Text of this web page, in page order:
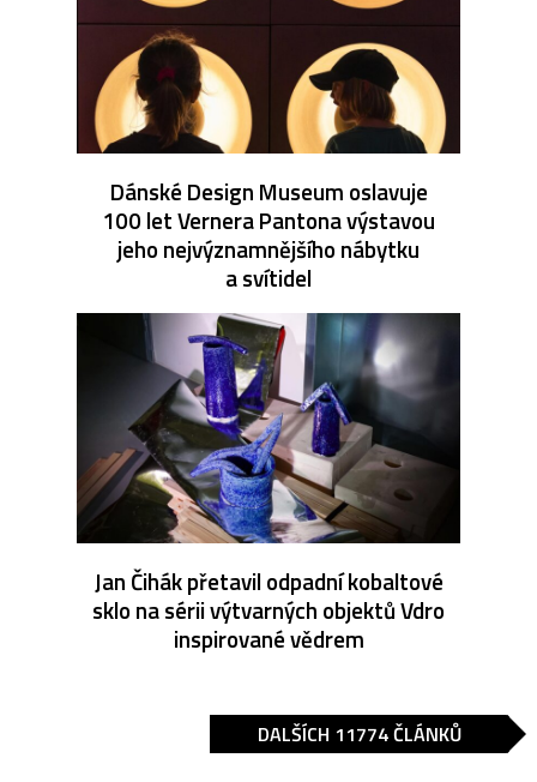
Dánské Design Museum oslavuje
100 let Vernera Pantona výstavou
jeho nejvýznamnějšího nábytku
a svítidel
Jan Čihák přetavil odpadní kobaltové
sklo na sérii výtvarných objektů Vdro
inspirované vědrem
DALŠÍCH 11774 ČLÁNKŮ